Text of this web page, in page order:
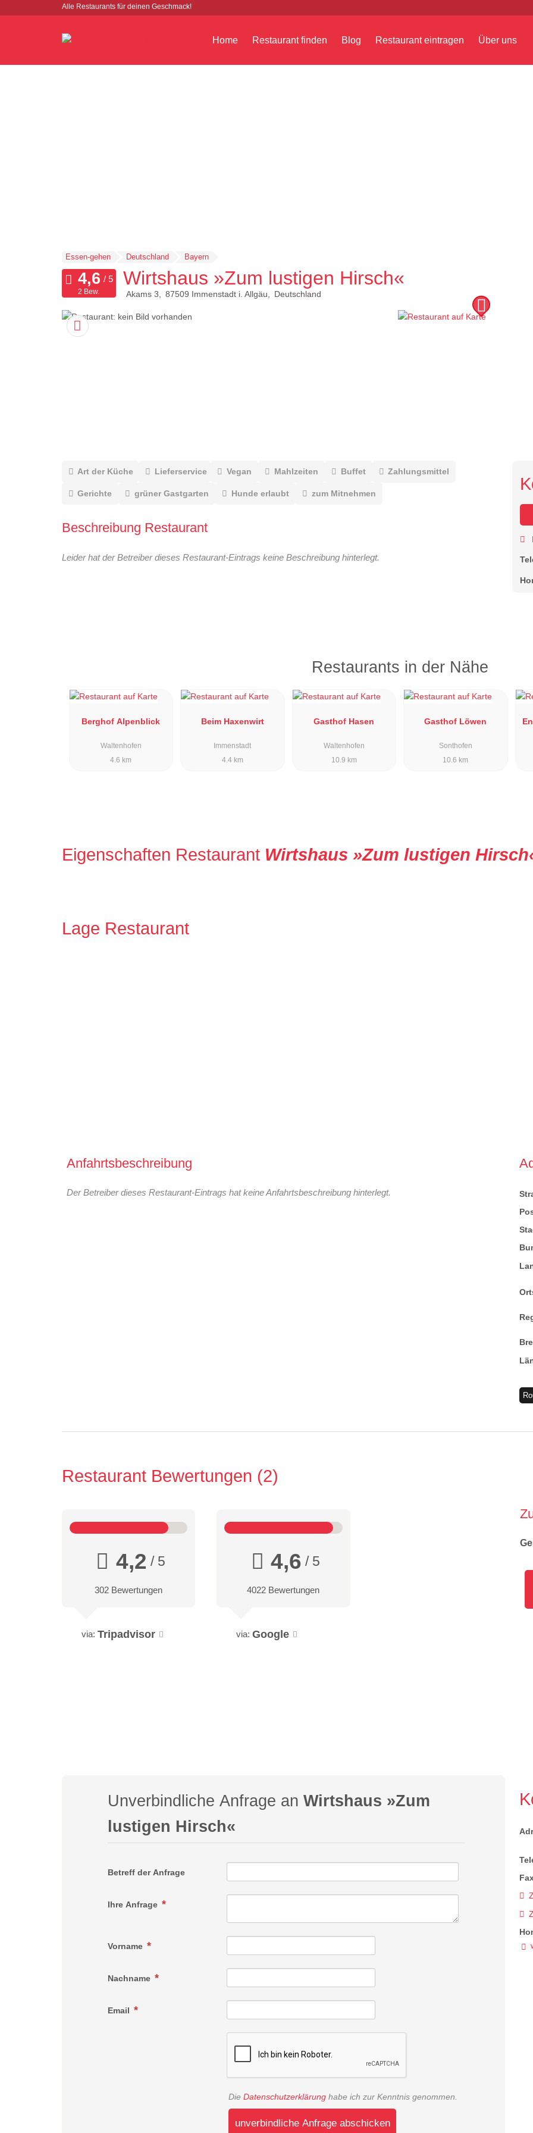
Alle Restaurants für deinen Geschmack!
Home Restaurant finden Blog Restaurant eintragen Über uns
Essen-gehen Deutschland Bayern
Wirtshaus »Zum lustigen Hirsch«
Akams 3 87509 Immenstadt i. Allgäu Deutschland
2 Bew.
Art der Küche Lieferservice Vegan Mahlzeiten Buffet Zahlungsmittel
Gerichte grüner Gastgarten Hunde erlaubt zum Mitnehmen
Beschreibung Restaurant
Leider hat der Betreiber dieses Restaurant-Eintrags keine Beschreibung hinterlegt.
Restaurants in der Nähe
Berghof Alpenblick
Waltenhofen
4.6 km
Beim Haxenwirt
Immenstadt
4.4 km
Gasthof Hasen
Waltenhofen
10.9 km
Gasthof Löwen
Sonthofen
10.6 km
Eigenschaften Restaurant Wirtshaus »Zum lustigen
Lage Restaurant
Anfahrtsbeschreibung
Der Betreiber dieses Restaurant-Eintrags hat keine Anfahrtsbeschreibung hinterlegt.
Restaurant Bewertungen 2
4,2 / 5
302 Bewertungen
via: Tripadvisor
4,6 / 5
4022 Bewertungen
via: Google
Unverbindliche Anfrage anWirtshaus »Zum
lustigen Hirsch«
Betreff der Anfrage
Ihre Anfrage
Vorname
Nachname
Email
DieDatenschutzerklärung habe ich zur Kenntnis genommen.
unverbindliche Anfrage abschicken